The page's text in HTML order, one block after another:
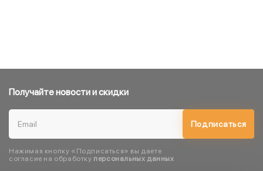
Получайте новости и скидки
Подписаться
Нажимая кнопку «Подписаться» вы даете
согласие на обработку персональных данных